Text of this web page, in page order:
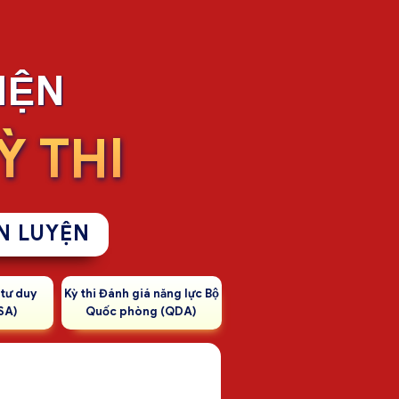
LUYỆN
THI
duy
Kỳ thi Đánh giá năng lực Bộ
Quốc phòng (QDA)